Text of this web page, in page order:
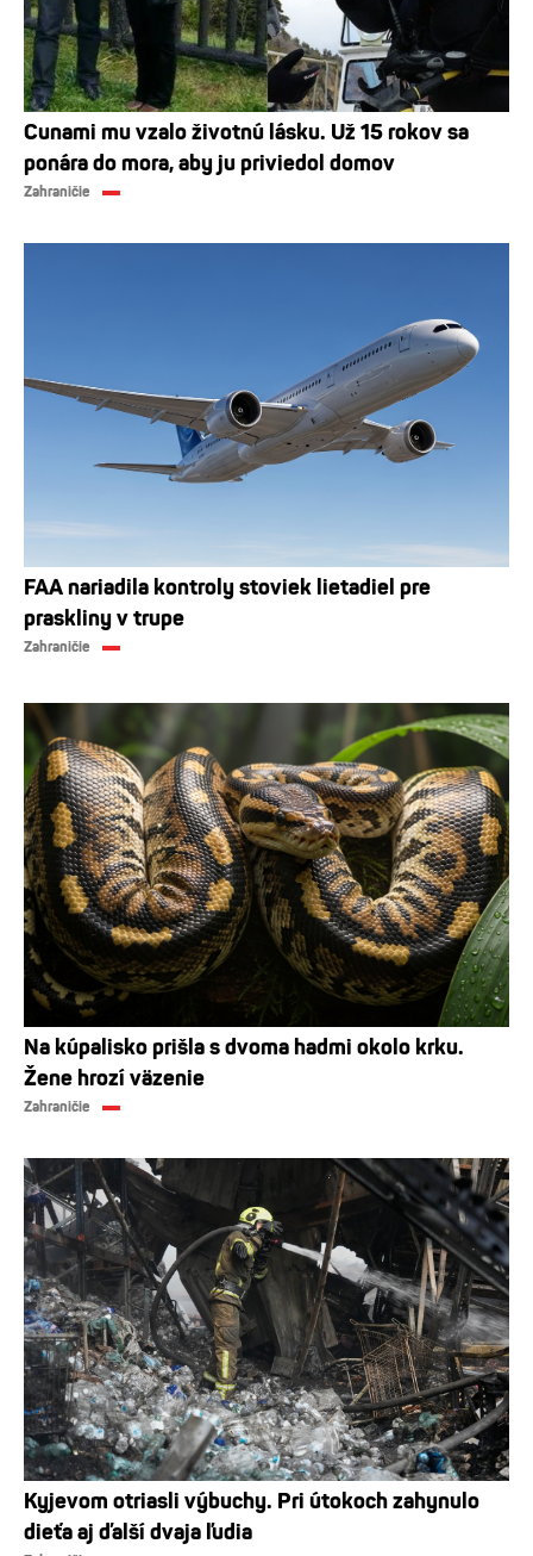
Cunami mu vzalo životnú lásku. Už 15 rokov sa
ponára do mora, aby ju priviedol domov
Zahraničie
FAA nariadila kontroly stoviek lietadiel pre
praskliny v trupe
Zahraničie
Na kúpalisko prišla s dvoma hadmi okolo krku.
Žene hrozí väzenie
Zahraničie
Kyjevom otriasli výbuchy. Pri útokoch zahynulo
dieťa aj ďalší dvaja ľudia